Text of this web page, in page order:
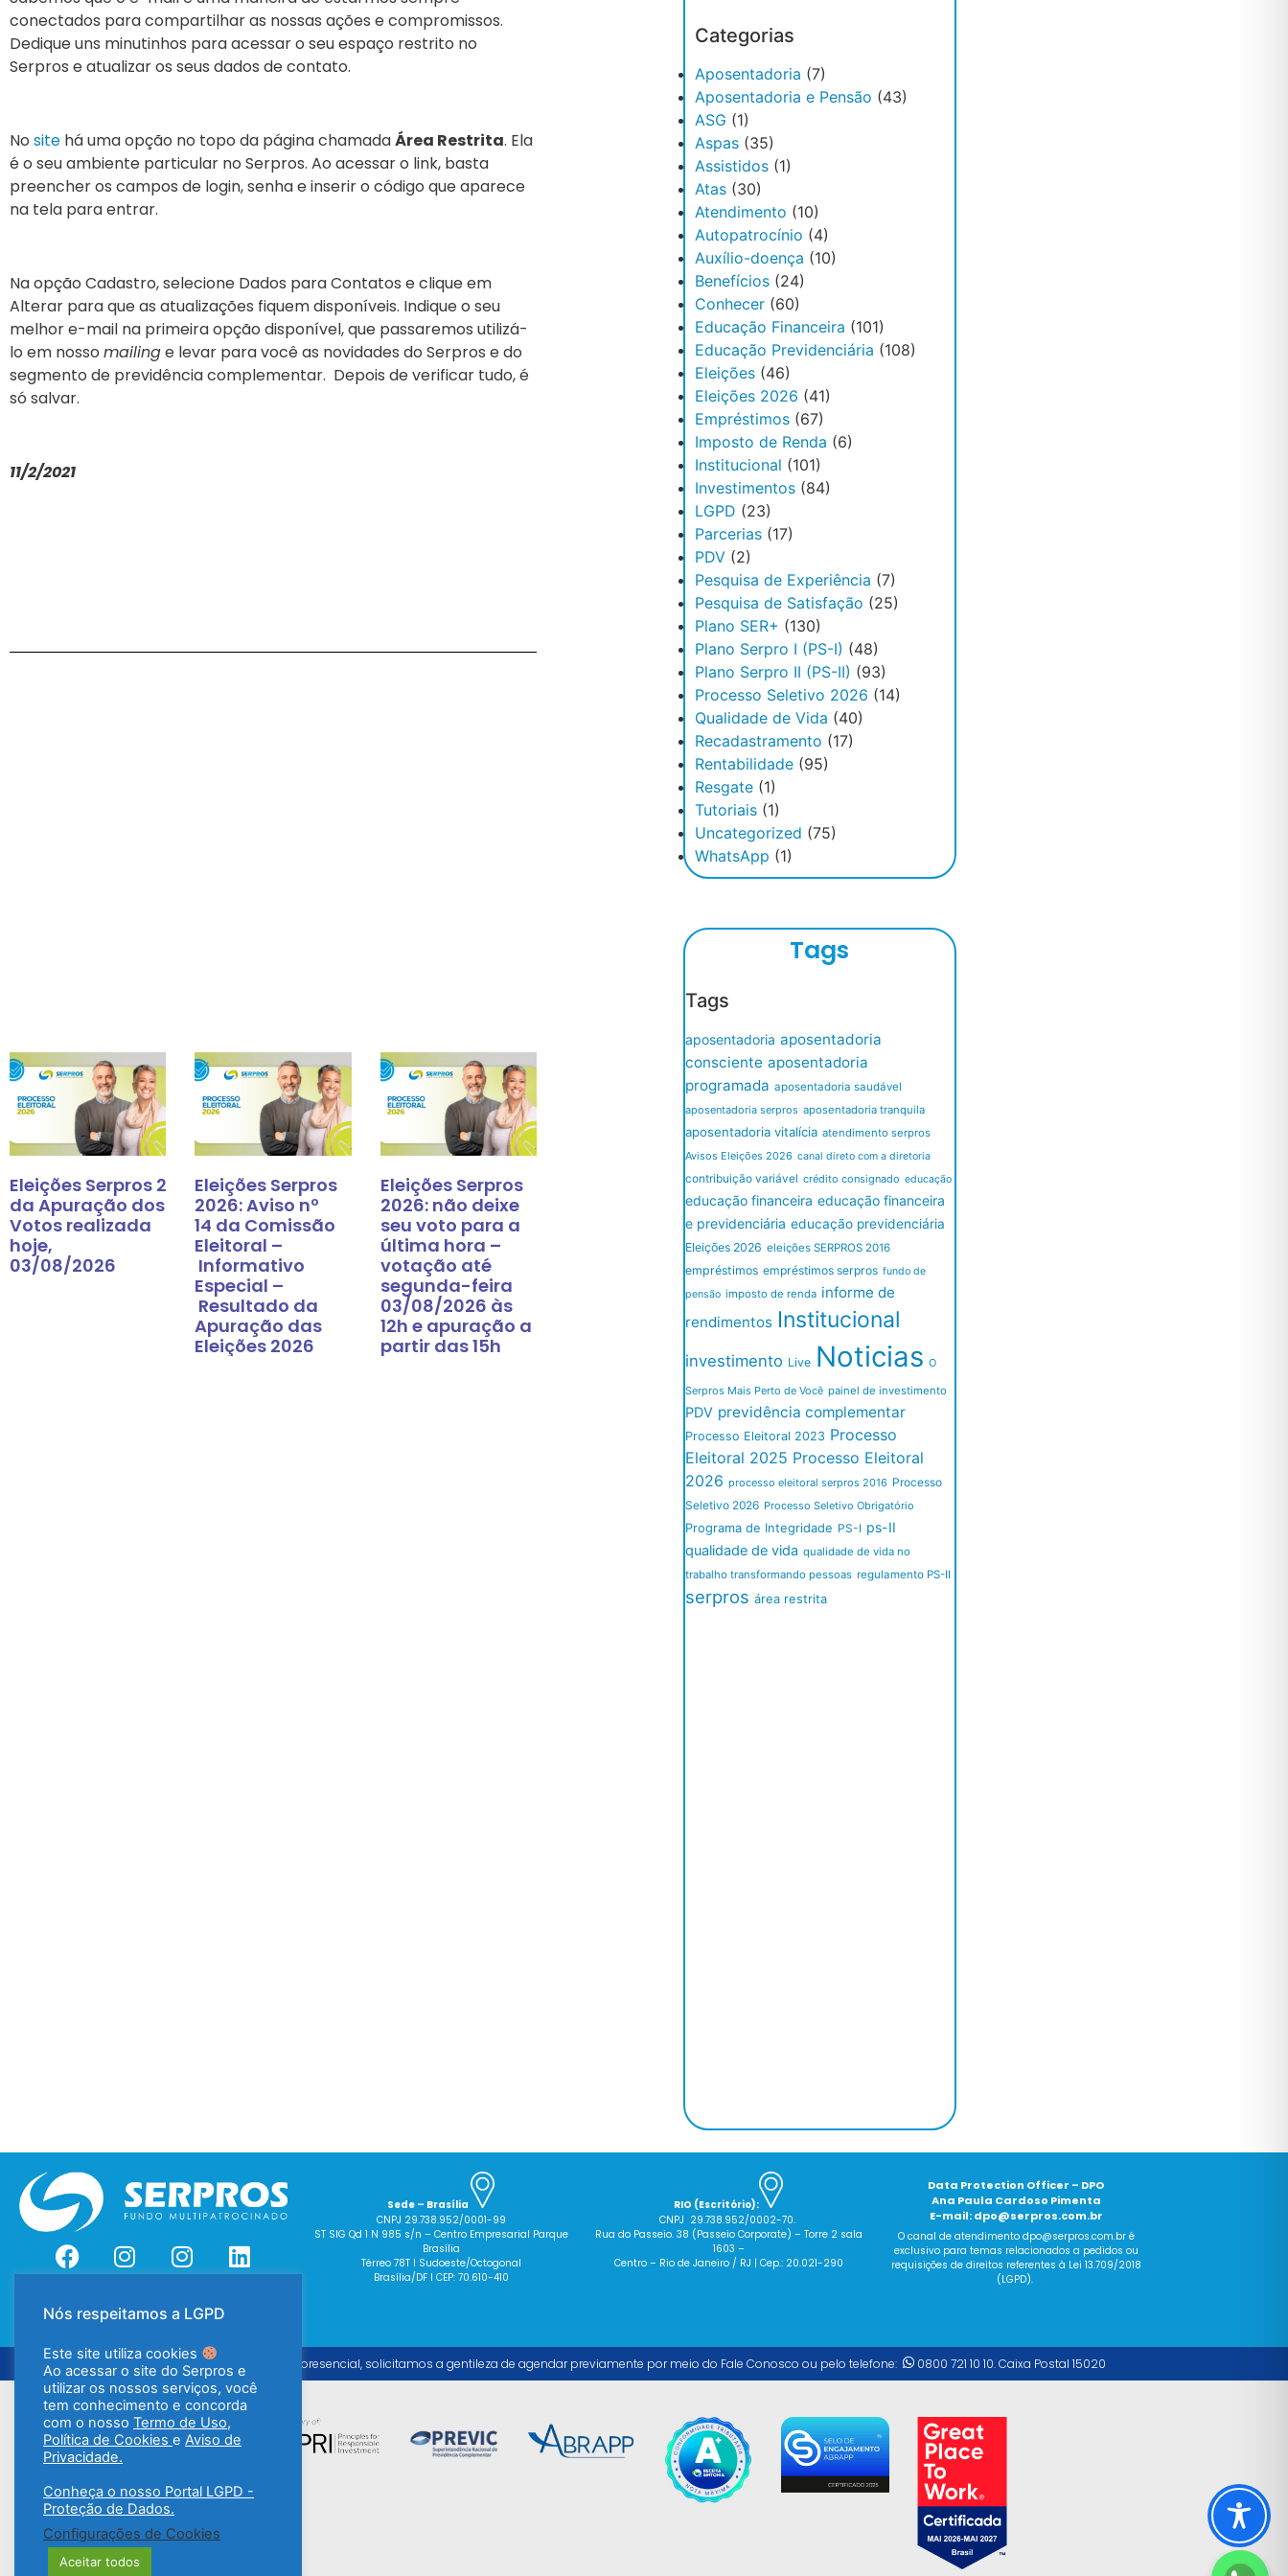
conectados para compartilhar as nossas ações e compromissos.
Dedique uns minutinhos para acessar o seu espaço restrito no
Serpros e atualizar os seus dados de contato.
No site há uma opção no topo da página chamadaÁrea Restrita. Ela
é o seu ambiente particular no Serpros. Ao acessar o link, basta
preencher os campos de login, senha e inserir o código que aparece
na tela para entrar.
Na opção Cadastro, selecione Dados para Contatos e clique em
Alterar para que as atualizações fiquem disponíveis. Indique o seu
melhor e-mail na primeira opção disponível, que passaremos utilizá-
lo em nosso mailinge levar para você as novidades do Serpros e do
segmento de previdência complementar. Depois de verificar tudo, é
só salvar.
11/2/2021
Categorias
Aposentadoria (7)
Aposentadoria e Pensão (43)
ASG (1)
Aspas(35)
Assistidos(1)
Atas(30)
Atendimento (10)
Autopatrocínio (4)
Auxílio-doença (10)
Benefícios(24)
Conhecer(60)
Educação Financeira (101)
Educação Previdenciária (108)
Eleições(46)
Eleições 2026 (41)
Empréstimos(67)
Imposto de Renda (6)
Institucional (101)
Investimentos(84)
LGPD (23)
Parcerias(17)
PDV(2)
Pesquisa de Experiência (7)
Pesquisa de Satisfação (25)
Plano SER+ (130)
Plano Serpro I (PS-I) (48)
Plano Serpro II (PS-II) (93)
Processo Seletivo 2026 (14)
Qualidade de Vida (40)
Recadastramento (17)
Rentabilidade(95)
Resgate(1)
Tutoriais(1)
Uncategorized (75)
WhatsApp (1)
Eleições Serpros 2026: Resultado
da Apuração dos
Votos realizada
hoje,
03/08/2026
Eleições Serpros
2026: Aviso nº
14 da Comissão
Eleitoral –
Informativo
Especial –
Resultado da
Apuração das
Eleições 2026
Eleições Serpros
2026: não deixe
seu voto para a
última hora –
votação até
segunda-feira
03/08/2026 às
12h e apuração a
partir das 15h
Tags
Tags
aposentadoria aposentadoria
consciente aposentadoria
programada aposentadoria saudável
aposentadoria serpros aposentadoria tranquila
aposentadoria vitalícia atendimento serpros
Avisos Eleições 2026 canal direto com a diretoria
contribuição variável crédito consignado educação
educação financeira educação financeira
e previdenciária educação previdenciária
Eleições 2026 eleições SERPROS 2016
empréstimos empréstimos serpros fundo de
pensão imposto de renda informe de
rendimentos Institucional
investimento Live Noticias O
Serpros Mais Perto de Você painel de investimento
PDV previdência complementar
Processo Eleitoral 2023 Processo
Eleitoral 2025 Processo Eleitoral
2026 processo eleitoral serpros 2016 Processo
Seletivo 2026 Processo Seletivo Obrigatório
Programa de Integridade PS-I ps-II
qualidade de vida qualidade de vida no
trabalho transformando pessoas regulamento PS-II
serpros área restrita
Sede – Brasília
CNPJ 29.738.952/0001-99
ST SIG Qd 1 N 985 s/n – Centro Empresarial Parque
Brasília
Térreo 78T I Sudoeste/Octogonal
Brasília/DF I CEP: 70.610-410
RIO (Escritório):
CNPJ 29.738.952/0002-70.
Rua do Passeio. 38 (Passeio Corporate) – Torre 2 sala
1603 –
Centro – Rio de Janeiro / RJ | Cep.: 20.021-290
Data Protection Officer – DPO
Ana Paula Cardoso Pimenta
E-mail:dpo@serpros.com.br
O canal deatendimento dpo@serpros.com.br é
exclusivo para temas relacionados a pedidos ou
requisições dedireitos referentes à Lei 13.709/2018
(LGPD).
Para o atendimento presencial, solicitamos a gentileza de agendar previamente por meio do Fale Conosco ou pelo telefone: 0800 721 10 10. Caixa Postal 15020
Nós respeitamos a LGPD
Este site utiliza cookies
Ao acessar o site do Serpros e
utilizar os nossos serviços, você
tem conhecimento e concorda
com o nosso Termo de Uso,
Política de Cookies e Aviso de
Privacidade.
Conheça o nosso Portal LGPD -
Proteção de Dados.
Configurações de Cookies
Aceitar todos